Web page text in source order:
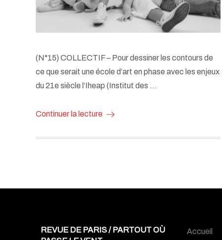
(N°15) COLLECTIF – Pour dessiner les contours de
ce que serait une école d’art en phase avec les enjeux
du 21e siècle l’Iheap (Institut des …
Continuer la lecture
REVUE DE PARIS / PARTOUT OÙ
Accueil